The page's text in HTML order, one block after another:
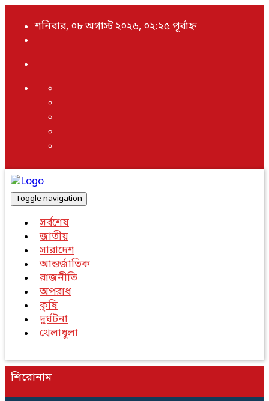
শনিবার, ০৮ অগাস্ট ২০২৬, ০২:২৫ পূর্বাহ্ন
Toggle navigation
সর্বশেষ
জাতীয়
সারাদেশ
আন্তর্জাতিক
রাজনীতি
অপরাধ
কৃষি
দুর্ঘটনা
খেলাধুলা
শিরোনাম